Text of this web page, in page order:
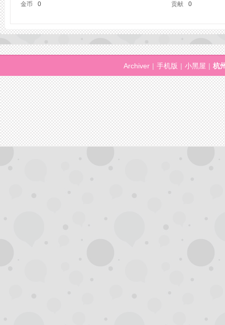
金币
0 贡献 0
Archiver | 手机版 | 小黑屋 | 杭